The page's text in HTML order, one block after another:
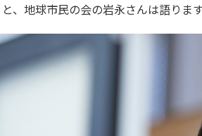
と、地球市民の会の岩永さんは語ります